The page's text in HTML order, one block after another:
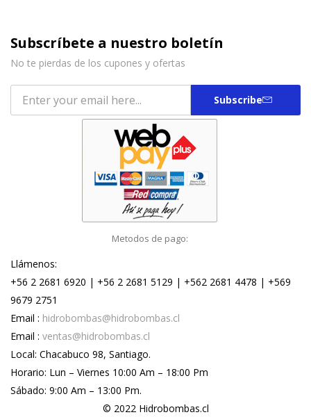
Subscríbete a nuestro boletín
No te pierdas de los cupones y ofertas
Subscribe
Metodos de pago:
Llámenos:
+56 2 2681 6920 | +56 2 2681 5129 | +562 2681 4478 | +569
9679 2751
Email : hidrobombas@hidrobombas.cl
Email : ventas@hidrobombas.cl
Local: Chacabuco 98, Santiago.
Horario: Lun – Viernes 10:00 Am – 18:00 Pm
Sábado: 9:00 Am – 13:00 Pm.
© 2022 Hidrobombas.cl